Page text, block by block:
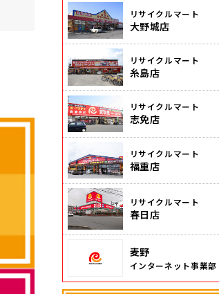
リサイクルマート
大野城店
リサイクルマート
糸島店
リサイクルマート
志免店
リサイクルマート
福重店
リサイクルマート
春日店
麦野
インターネット事業部